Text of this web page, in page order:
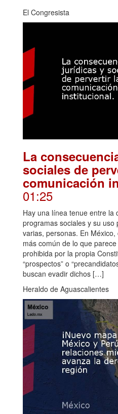
El Congresista
La
sociales de
comunicación
01:25
Hay una línea tenue entre la
programas sociales y su
varias, personas. En
más común de lo que
prohibida por la propia
“prospectos” o
buscan evadir dichos […]
Heraldo de Aguascalientes